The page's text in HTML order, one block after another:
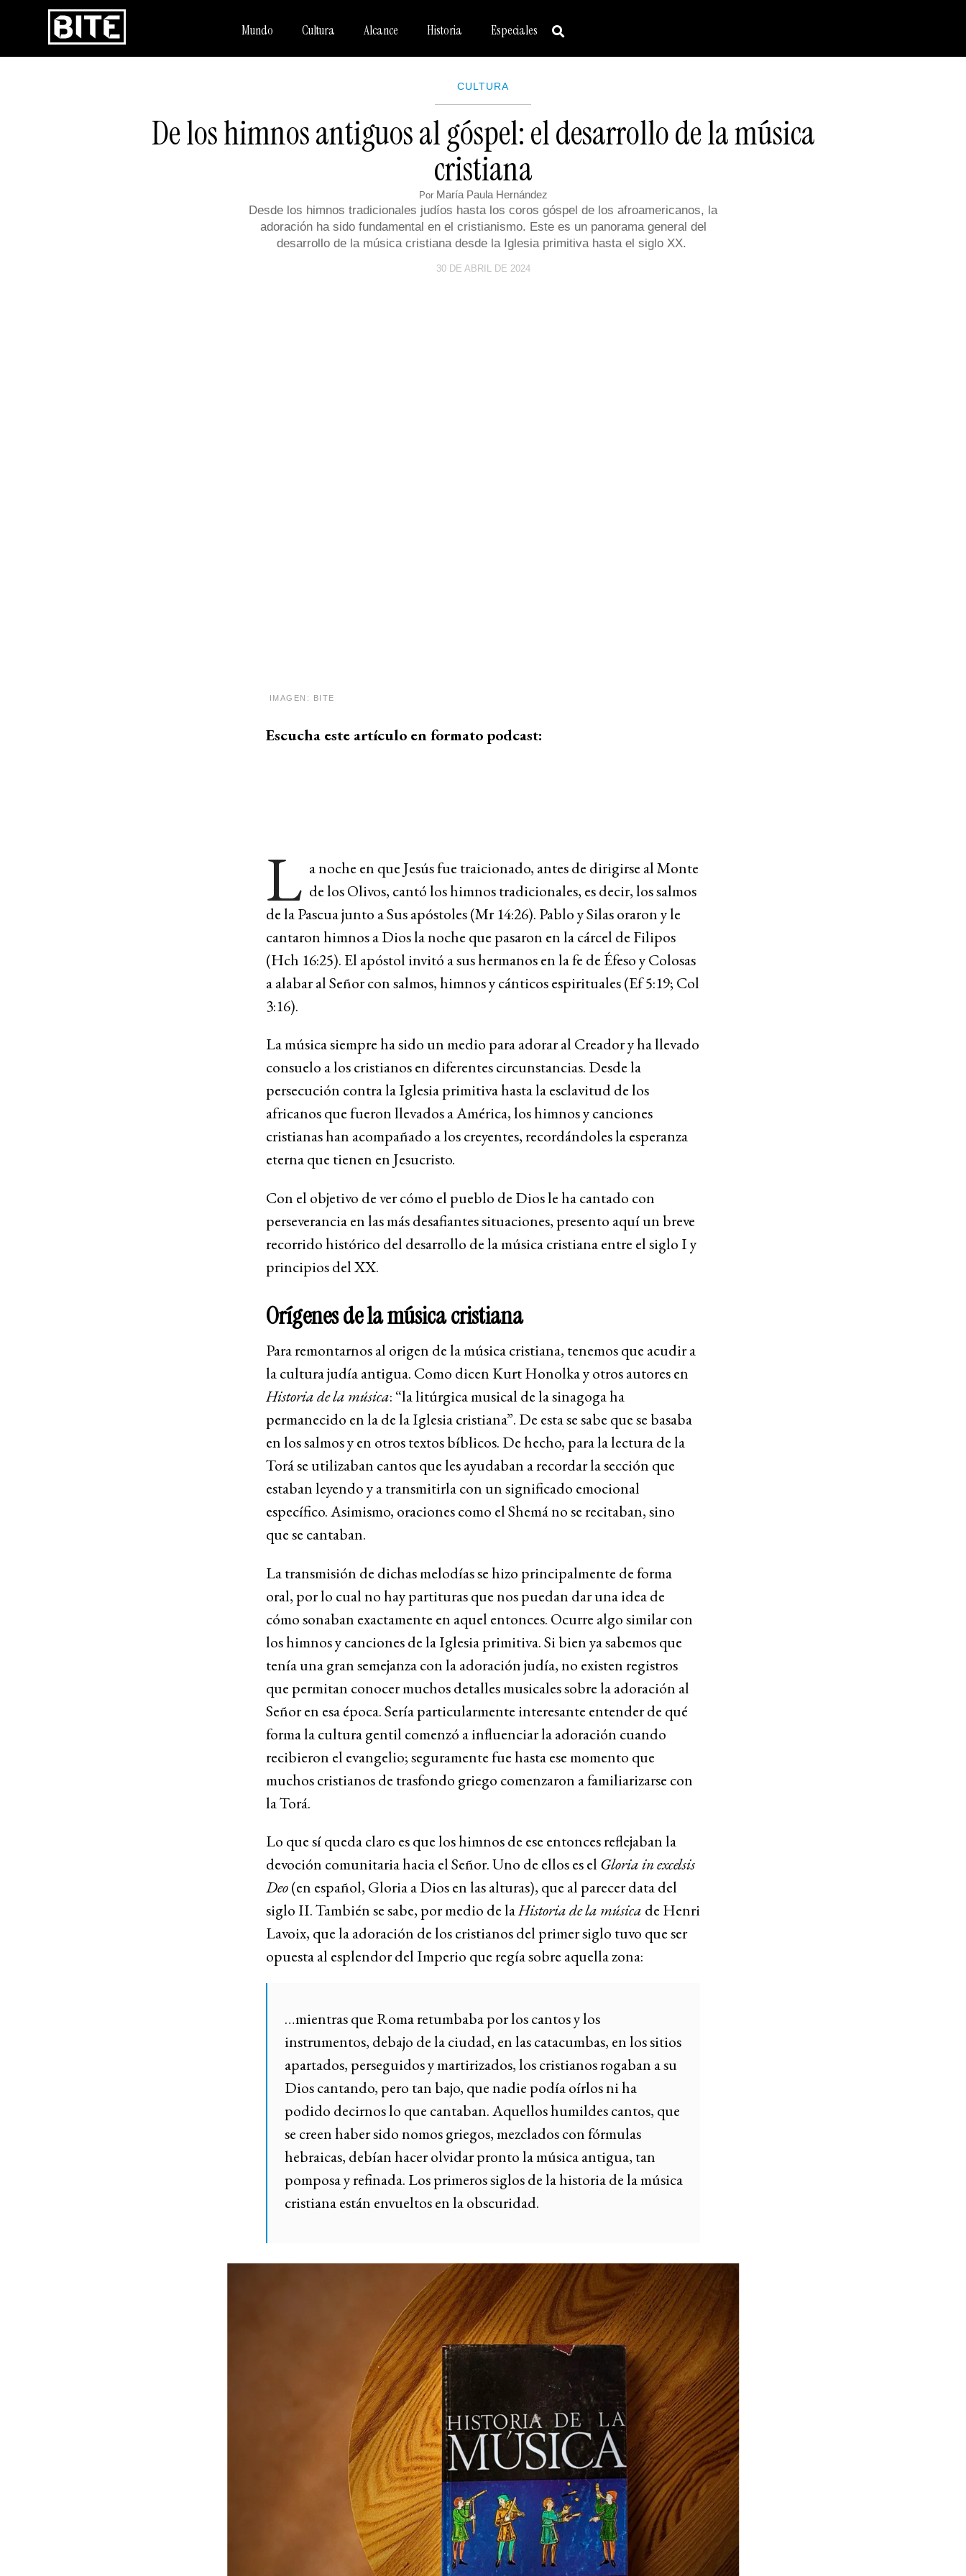
Mundo Cultura Alcance Historia Especiales
CULTURA
De los himnos antiguos al góspel: el desarrollo de la música
cristiana
Por María Paula Hernández
30 DE ABRIL DE 2024
Desde los himnos tradicionales judíos hasta los coros góspel de los afroamericanos, la
adoración ha sido fundamental en el cristianismo. Este es un panorama general del
desarrollo de la música cristiana desde la Iglesia primitiva hasta el siglo XX.
IMAGEN: BITE
Escucha este artículo en formato podcast:
L a noche en que Jesús fue traicionado, antes de dirigirse al Monte
de los Olivos, cantó los himnos tradicionales, es decir, los salmos
de la Pascua junto a Sus apóstoles (Mr 14:26). Pablo y Silas oraron y le
cantaron himnos a Dios la noche que pasaron en la cárcel de Filipos
(Hch 16:25). El apóstol invitó a sus hermanos en la fe de Éfeso y Colosas
a alabar al Señor con salmos, himnos y cánticos espirituales (Ef 5:19; Col
3:16).
La música siempre ha sido un medio para adorar al Creador y ha llevado
consuelo a los cristianos en diferentes circunstancias. Desde la
persecución contra la Iglesia primitiva hasta la esclavitud de los
africanos que fueron llevados a América, los himnos y canciones
cristianas han acompañado a los creyentes, recordándoles la esperanza
eterna que tienen en Jesucristo.
Con el objetivo de ver cómo el pueblo de Dios le ha cantado con
perseverancia en las más desafiantes situaciones, presento aquí un breve
recorrido histórico del desarrollo de la música cristiana entre el siglo I y
principios del XX.
Orígenes de la música cristiana
Para remontarnos al origen de la música cristiana, tenemos que acudir a
la cultura judía antigua. Como dicen Kurt Honolka y otros autores en
Historia de la música: “la litúrgica musical de la sinagoga ha
permanecido en la de la Iglesia cristiana”. De esta se sabe que se basaba
en los salmos y en otros textos bíblicos. De hecho, para la lectura de la
Torá se utilizaban cantos que les ayudaban a recordar la sección que
estaban leyendo y a transmitirla con un significado emocional
específico. Asimismo, oraciones como el Shemá no se recitaban, sino
que se cantaban.
La transmisión de dichas melodías se hizo principalmente de forma
oral, por lo cual no hay partituras que nos puedan dar una idea de
cómo sonaban exactamente en aquel entonces. Ocurre algo similar con
los himnos y canciones de la Iglesia primitiva. Si bien ya sabemos que
tenía una gran semejanza con la adoración judía, no existen registros
que permitan conocer muchos detalles musicales sobre la adoración al
Señor en esa época. Sería particularmente interesante entender de qué
forma la cultura gentil comenzó a influenciar la adoración cuando
recibieron el evangelio; seguramente fue hasta ese momento que
muchos cristianos de trasfondo griego comenzaron a familiarizarse con
la Torá.
Lo que sí queda claro es que los himnos de ese entonces reflejaban la
devoción comunitaria hacia el Señor. Uno de ellos es el Gloria in excelsis
Deo(en español, Gloria a Dios en las alturas), que al parecer data del
siglo II. También se sabe, por medio de laHistoria de la música de Henri
Lavoix, que la adoración de los cristianos del primer siglo tuvo que ser
opuesta al esplendor del Imperio que regía sobre aquella zona:
…mientras que Roma retumbaba por los cantos y los
instrumentos, debajo de la ciudad, en las catacumbas, en los sitios
apartados, perseguidos y martirizados, los cristianos rogaban a su
Dios cantando, pero tan bajo, que nadie podía oírlos ni ha
podido decirnos lo que cantaban. Aquellos humildes cantos, que
se creen haber sido nomos griegos, mezclados con fórmulas
hebraicas, debían hacer olvidar pronto la música antigua, tan
pomposa y refinada. Los primeros siglos de la historia de la música
cristiana están envueltos en la obscuridad.